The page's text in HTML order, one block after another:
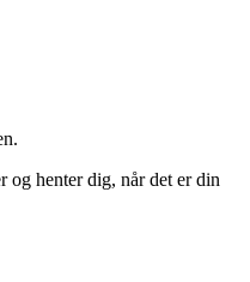
og henter dig, når det er din